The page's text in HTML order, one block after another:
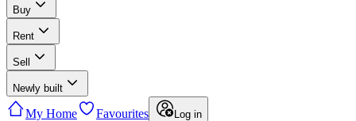
Buy
Rent
Sell
Newly built
My Home Favourites Log in